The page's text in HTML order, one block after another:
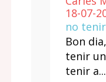
18-07-
no
Bon
tenir
tenir a...